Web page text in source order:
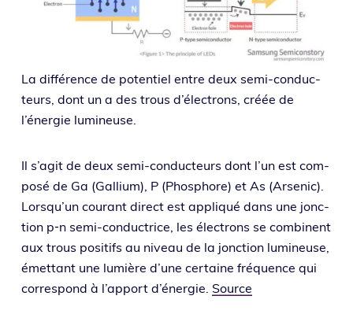
La dif­fé­rence de poten­tiel entre deux semi-conduc­
teurs, dont un a des trous d’élec­trons, créée de
l’éner­gie lumineuse.
Il s’a­git de deux semi-conduc­teurs dont l’un est com­
po­sé de Ga (Gallium), P (Phosphore) et As (Arsenic).
Lorsqu’un cou­rant direct est appli­qué dans une jonc­
tion p‑n semi-conduc­trice, les élec­trons se com­binent
aux trous posi­tifs au niveau de la jonc­tion lumi­neuse,
émet­tant une lumière d’une cer­taine fré­quence qui
cor­res­pond à l’apport d’éner­gie. Source